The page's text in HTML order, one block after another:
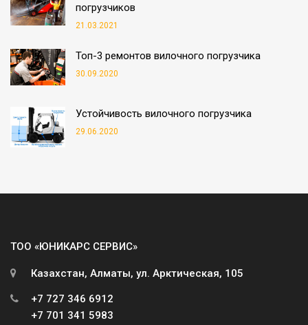
погрузчиков
21.03.2021
Топ-3 ремонтов вилочного погрузчика
30.09.2020
Устойчивость вилочного погрузчика
29.06.2020
ТОО «ЮНИКАРС СЕРВИС»
Казахстан, Алматы, ул. Арктическая, 105
+7 727 346 6912
+7 701 341 5983